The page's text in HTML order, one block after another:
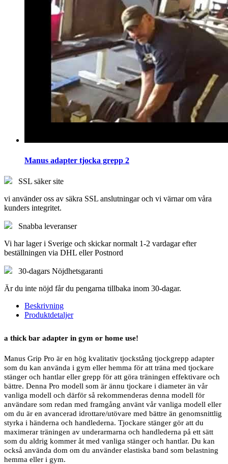
Manus adapter tjocka grepp 2
SSL säker site
vi använder oss av säkra SSL anslutningar och vi värnar om våra
kunders integritet.
Snabba leveranser
Vi har lager i Sverige och skickar normalt 1-2 vardagar efter
beställningen via DHL eller Postnord
30-dagars Nöjdhetsgaranti
Är du inte nöjd får du pengarna tillbaka inom 30-dagar.
Beskrivning
Produktdetaljer
a thick bar adapter in gym or home use!
Manus Grip Pro är en hög kvalitativ tjockstång tjockgrepp adapter
som du kan använda i gym eller hemma för att träna med tjockare
stänger och hantlar eller grepp för att göra träningen effektivare och
bättre. Denna Pro modell som är ännu tjockare i diameter än vår
vanliga modell och därför så rekommenderas denna modell för
användare som redan med framgång använt vår vanliga modell eller
om du är en avancerad idrottare/utövare med bättre än genomsnittlig
styrka i händerna och handlederna. Tjockare stänger gör att du
maximerar träningen av underarmarna och handlederna på ett sätt
som du aldrig kommer åt med vanliga stänger och hantlar. Du kan
också använda dom om du använder elastiska band som belastning
hemma eller i gym.